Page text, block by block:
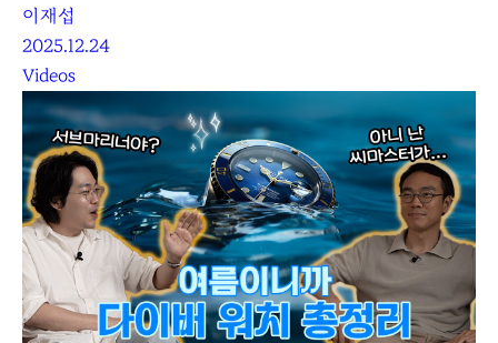
이재섭
2025.12.24
Videos